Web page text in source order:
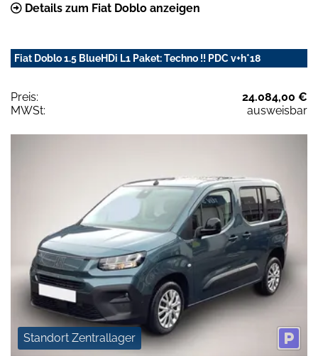
Details zum Fiat Doblo anzeigen
Fiat Doblo 1.5 BlueHDi L1 Paket: Techno !! PDC v+h*18
Preis:
24.084,00 €
MWSt:
ausweisbar
Standort Zentrallager